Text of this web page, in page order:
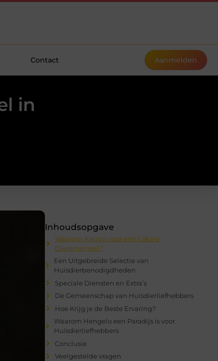
Contact Aanmelden
in
Inhoudsopgave
Waarom Kiezen voor een Lokale
Dierenwinkel?
Een Uitgebreide Selectie van
Huisdierbenodigdheden
Speciale Diensten en Extra’s
De Gemeenschap van Huisdierliefhebbers
Hoe Krijg je de Beste Ervaring?
Waarom Hengelo een Paradijs is voor
Huisdierliefhebbers
Conclusie
Veelgestelde vragen